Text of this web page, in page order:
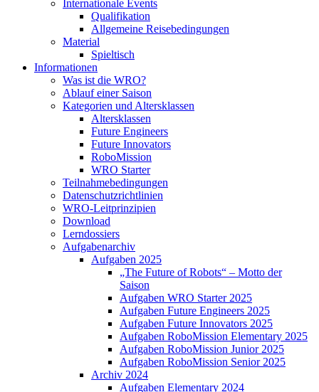
Internationale Events
Qualifikation
Allgemeine Reisebedingungen
Material
Spieltisch
Informationen
Was ist die WRO?
Ablauf einer Saison
Kategorien und Altersklassen
Altersklassen
Future Engineers
Future Innovators
RoboMission
WRO Starter
Teilnahmebedingungen
Datenschutzrichtlinien
WRO-Leitprinzipien
Download
Lerndossiers
Aufgabenarchiv
Aufgaben 2025
„The Future of Robots“ – Motto der
Saison
Aufgaben WRO Starter 2025
Aufgaben Future Engineers 2025
Aufgaben Future Innovators 2025
Aufgaben RoboMission Elementary 2025
Aufgaben RoboMission Junior 2025
Aufgaben RoboMission Senior 2025
Archiv 2024
Aufgaben Elementary 2024